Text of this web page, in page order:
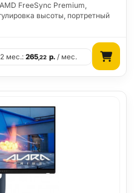
FreeSync Premium,
высоты, портретный
мес.:265,22 р./ мес.